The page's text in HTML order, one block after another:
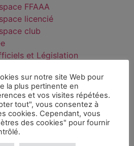
FFAAA
licencié
club
et Législation
Aïki
Être
sur notre site Web pour
la plus pertinente en
et vos visites répétées.
tout", vous consentez à
cookies. Cependant, vous
des cookies" pour fournir